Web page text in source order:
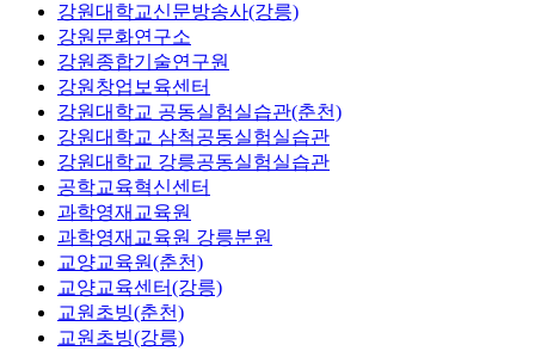
강원대학교신문방송사(강릉)
강원문화연구소
강원종합기술연구원
강원창업보육센터
강원대학교 공동실험실습관(춘천)
강원대학교 삼척공동실험실습관
강원대학교 강릉공동실험실습관
공학교육혁신센터
과학영재교육원
과학영재교육원 강릉분원
교양교육원(춘천)
교양교육센터(강릉)
교원초빙(춘천)
교원초빙(강릉)